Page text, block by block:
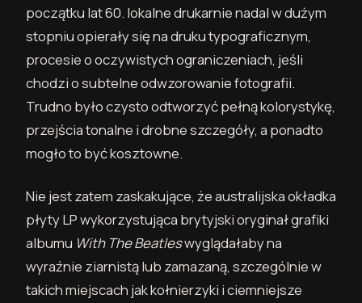
początku lat 60. lokalne drukarnie nadal w dużym
stopniu opierały się na druku typograficznym,
procesie o oczywistych ograniczeniach, jeśli
chodzi o subtelne odwzorowanie fotografii.
Trudno było czysto odtworzyć pełną kolorystykę,
przejścia tonalne i drobne szczegóły, a ponadto
mogło to być kosztowne.
Nie jest zatem zaskakujące, że australijska okładka
płyty LP wykorzystująca brytyjski oryginał grafiki
albumu With The Beatleswyglądałaby na
wyraźnie ziarnistą lub zamazaną, szczególnie w
takich miejscach jak kołnierzyki i ciemniejsze